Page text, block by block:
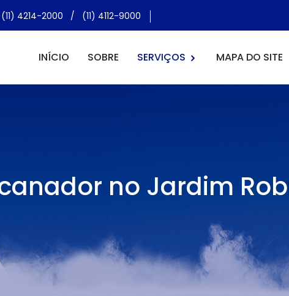
(11) 4214-2000 / (11) 4112-9000
INÍCIO SOBRE SERVIÇOS MAPA DO SITE
no Jardim